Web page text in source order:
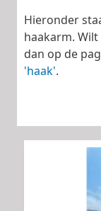
Hieronder
haakarm.
dan op de
'haak'.